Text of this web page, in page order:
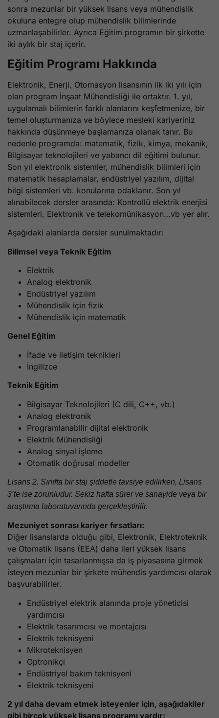
sonra mezunlar bir yüksek lisans veya mühendislik
okuluna entegre olup mühendislik bilimlerinde
uzmanlaşabilirler. Ayrıca Eğitim programın bir şirkette
iki aylık bir staj içerir.
Eğitim Programı Hakkında
Elektronik, Enerji, Otomasyon lisansının ilk iki yılı için
olan program İnşaat Mühendisliği ile ortaktır. 1. yıl,
uygulamalı bilimlerin farklı alanlarını keşfetmenize, bir
temel oluşturmanıza ve böylece mesleki kariyeriniz
hakkında düşünmeye başlamanıza olanak tanır. Bu
nedenle programda: matematik, fizik, kimya, mekanik,
Bilgisayar teknolojileri ve yabancı dil eğitimi bulunur.
Son yıl elektronik sistemler, mühendislik bilimleri için
matematik hesaplamalar, endüstriyel yazılım, dijital
bilgi sistemleri vb. konularına odaklanır. Son yıl
alınabilecek dersler arasında: Kontrollü elektrik enerjisi
sistemleri, Elektronik ve telekomünikasyon…vb yer alır.
Aşağıdaki alanlarda dersler sunulmaktadır:
Bilimsel veya Teknik Eğitim
Elektrik
Analog elektronik
Endüstriyel yazılım
Mühendislik için fizik
Mühendislik için matematik
Genel Eğitim
İfade ve iletişim teknikleri
İngilizce
Teknik Eğitim
Bilgisayar Teknolojileri (C dili, C++, vb.)
Analog elektronik
Programlanabilir dijital elektronik
Elektrik Mühendisliği
Analog sinyal işleme
Otomatik doğrusal modeller
Lisans 2. Sınıfta bir staj şiddetle tavsiye edilirken, Lisans
3’te ise zorunludur. Sekiz hafta sürer ve sanayide veya bir
araştırma laboratuvarında gerçekleştirilir.
Mezuniyet sonrası kariyer fırsatları:
Diğer lisanslarda olduğu gibi, Elektronik, Elektroteknik
ve Otomatik lisans (EEA) daha ileri yüksek lisans
çalışmaları için tasarlanmışsa da iş piyasasına girmek
isteyen mezunlar bir şirkete mühendis yardımcısı olarak
başvurabilirler.
Endüstriyel elektrik alanında proje yöneticisi
yardımcısı
Elektrik tasarımcısı ve montajcısı
Elektrik teknisyeni
Mikroteknisyen
Optronikçi
Endüstriyel bakım teknisyeni
Elektrik teknisyeni
2 yıl daha devam etmek isteyenler için, aşağıdakiler
gibi birçok yüksek lisans programı vardır: